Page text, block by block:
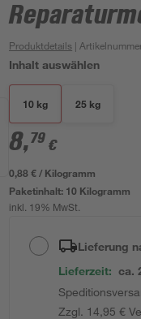
Produktdetails |
Inhalt auswählen
10 kg 25 kg
8,79 €
0,88 € / Kilogramm
Paketinhalt: 10 Kilogramm
inkl. 19% MwSt.
Lieferung
Lieferzeit: ca.
Zzgl. 14,95 €